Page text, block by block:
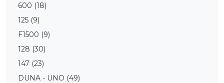
600 (18)
125 (9)
F1500 (9)
128 (30)
147 (23)
DUNA - UNO (49)